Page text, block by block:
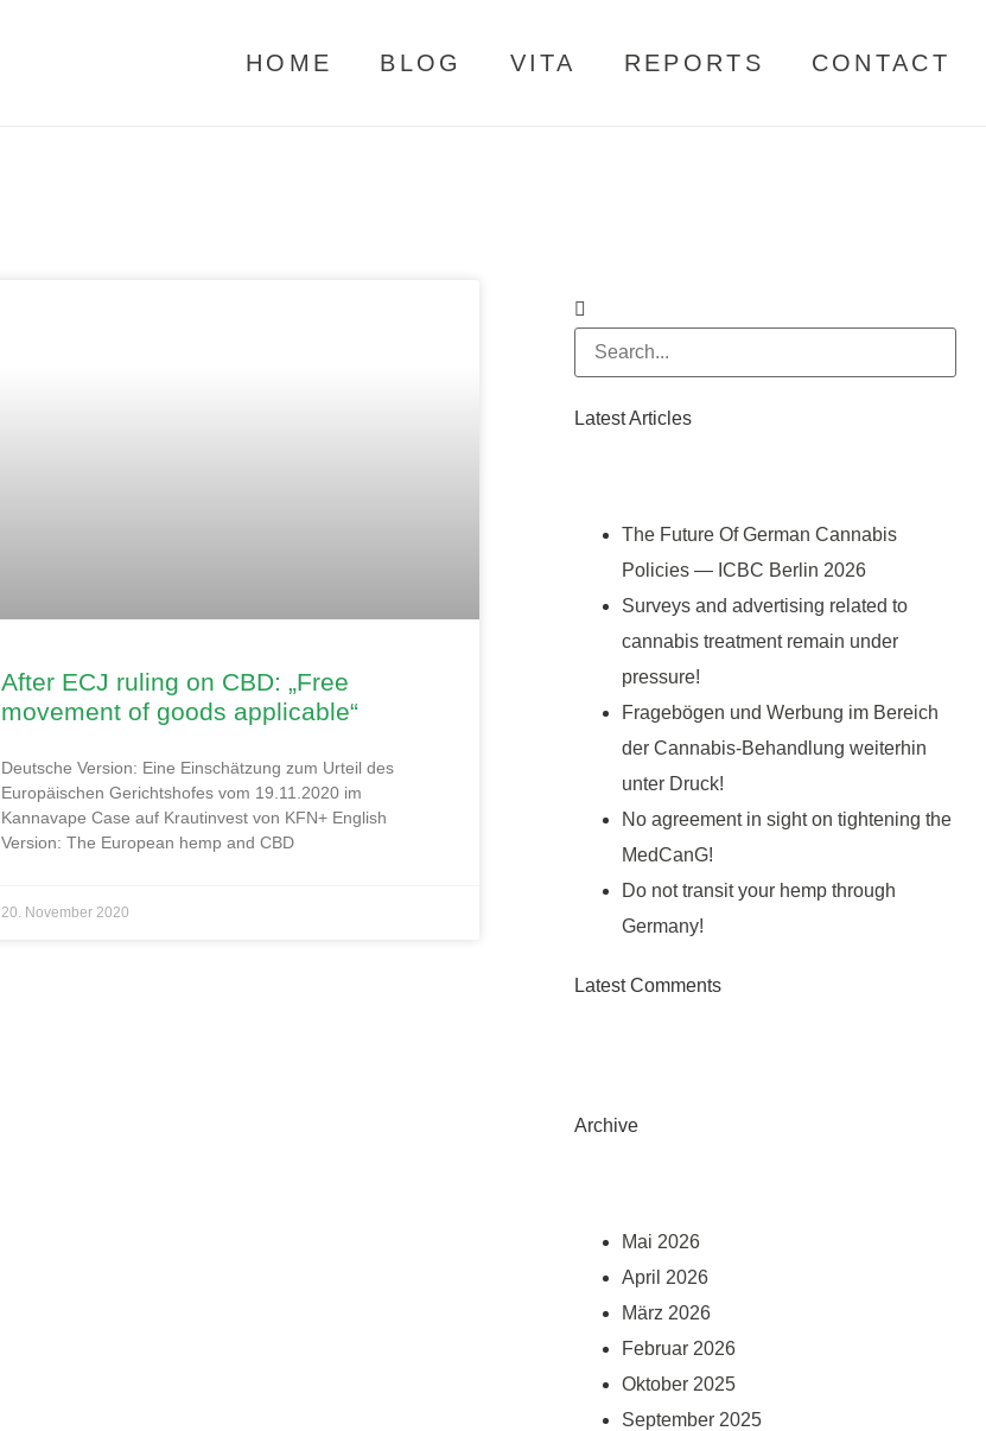
HOME BLOG VITA REPORTS CONTACT
After ECJ ruling on CBD: „Free
movement of goods applicable“
Deutsche Version: Eine Einschätzung zum Urteil des
Europäischen Gerichtshofes vom 19.11.2020 im
Kannavape Case auf Krautinvest von KFN+ English
Version: The European hemp and CBD
20. November 2020
Latest Articles
The Future Of German Cannabis
Policies — ICBC Berlin 2026
Surveys and advertising related to
cannabis treatment remain under
pressure!
Fragebögen und Werbung im Bereich
der Cannabis-Behandlung weiterhin
unter Druck!
No agreement in sight on tightening the
MedCanG!
Do not transit your hemp through
Germany!
Latest Comments
Archive
Mai 2026
April 2026
März 2026
Februar 2026
Oktober 2025
September 2025